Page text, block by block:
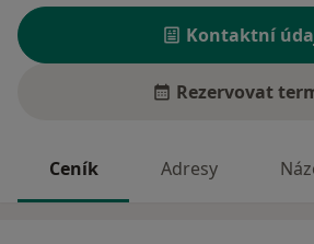
Kontaktní
Rezervovat
Ceník Adresy